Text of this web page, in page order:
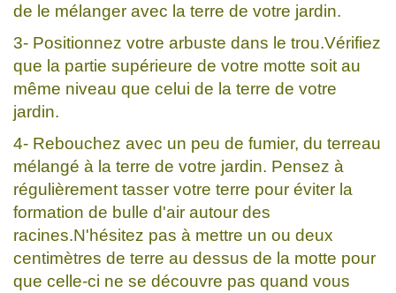
de le mélanger avec la terre de votre jardin.
3- Positionnez votre arbuste dans le trou.Vérifiez
que la partie supérieure de votre motte soit au
même niveau que celui de la terre de votre
jardin.
4- Rebouchez avec un peu de fumier, du terreau
mélangé à la terre de votre jardin. Pensez à
régulièrement tasser votre terre pour éviter la
formation de bulle d'air autour des
racines.N'hésitez pas à mettre un ou deux
centimètres de terre au dessus de la motte pour
que celle-ci ne se découvre pas quand vous